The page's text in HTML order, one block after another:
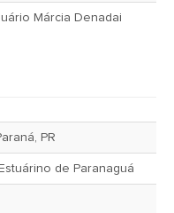
Márcia Denadai
PR
de Paranaguá